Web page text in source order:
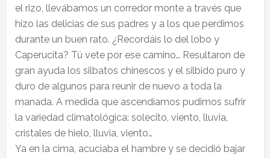
el rizo, llevábamos un corredor monte a través que
hizo las delicias de sus padres y a los que perdimos
durante un buen rato. ¿Recordáis lo del lobo y
Caperucita? Tú vete por ese camino… Resultaron de
gran ayuda los silbatos chinescos y el silbido puro y
duro de algunos para reunir de nuevo a toda la
manada. A medida que ascendíamos pudimos sufrir
la variedad climatológica: solecito, viento, lluvia,
cristales de hielo, lluvia, viento…
Ya en la cima, acuciaba el hambre y se decidió bajar